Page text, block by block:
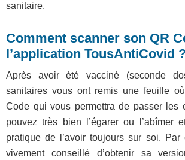
sanitaire.
Comment scanner son QR
l’application TousAntiCovid
Après avoir été vacciné (seconde
sanitaires vous ont remis une feuille
Code qui vous permettra de passer les
pouvez très bien l’égarer ou l’abîmer
pratique de l’avoir toujours sur soi. Par
vivement conseillé d’obtenir sa